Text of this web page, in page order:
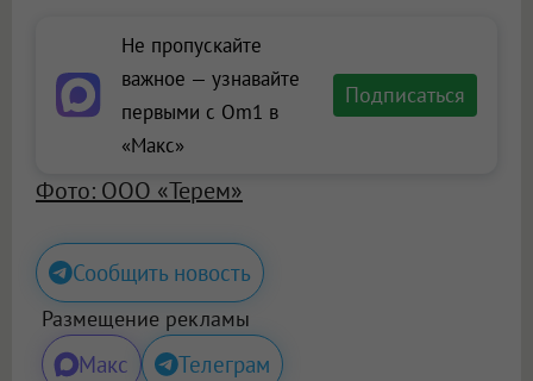
Не пропускайте
важное — узнавайте
первыми с Om1 в
«Макс»
Подписаться
Фото: ООО «Терем»
Сообщить новость
Размещение рекламы
Макс Телеграм